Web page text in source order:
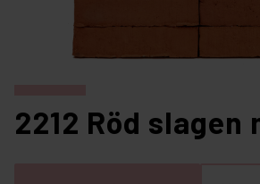
2212 Röd slagen